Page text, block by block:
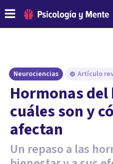
Neurociencias Artículo
Hormonas
cuáles son y
afectan
Un repaso a las